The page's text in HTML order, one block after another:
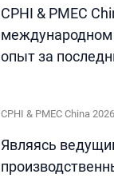
CPHI & PMEC
международном
опыт за
CPHI & PMEC China 2026
Являясь